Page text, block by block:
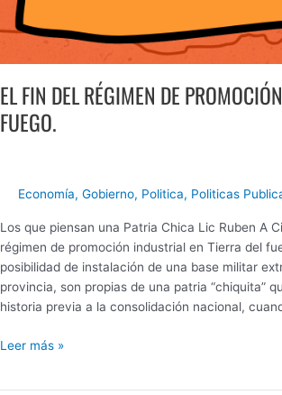
EL FIN DEL RÉGIMEN DE
FUEGO.
Economía, Gobierno, Politica, Politicas
Los que piensan una Patria Chica Lic Ruben A
régimen de promoción industrial en Tierra del
posibilidad de instalación de una base militar
provincia, son propias de una patria “chiquita”
historia previa a la consolidación nacional,
Leer más »